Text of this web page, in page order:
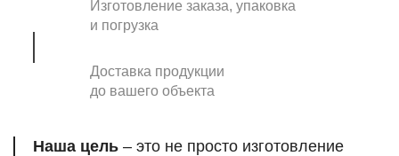
Изготовление заказа, упаковка
и погрузка
Доставка продукции
до вашего объекта
Наша цель – это не просто изготовление